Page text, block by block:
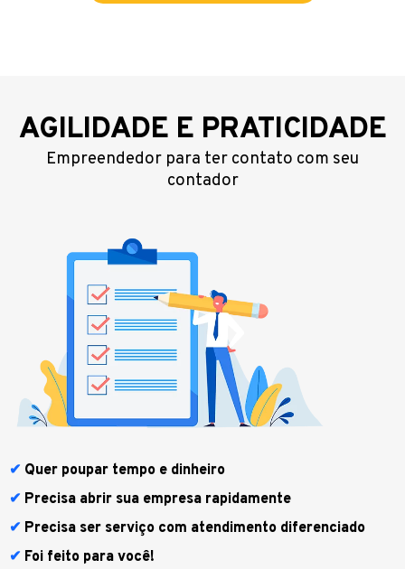
AGILIDADE E PRATICIDADE
Empreendedor para ter contato com seu
contador
Quer poupar tempo e dinheiro
Precisa abrir sua empresa rapidamente
Precisa ser serviço com atendimento diferenciado
Foi feito para você!